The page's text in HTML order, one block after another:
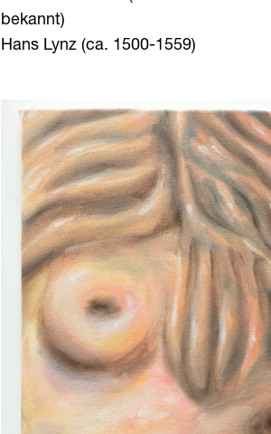
bekannt)
Hans Lynz (ca. 1500-1559)